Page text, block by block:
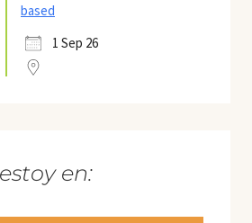
based
1 Sep 26
en: